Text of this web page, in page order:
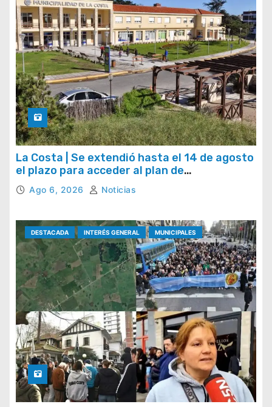
La Costa | Se extendió hasta el 14 de agosto
el plazo para acceder al plan de
regularización de tasas municipales
Ago 6, 2026 Noticias
DESTACADA INTERÉS GENERAL MUNICIPALES